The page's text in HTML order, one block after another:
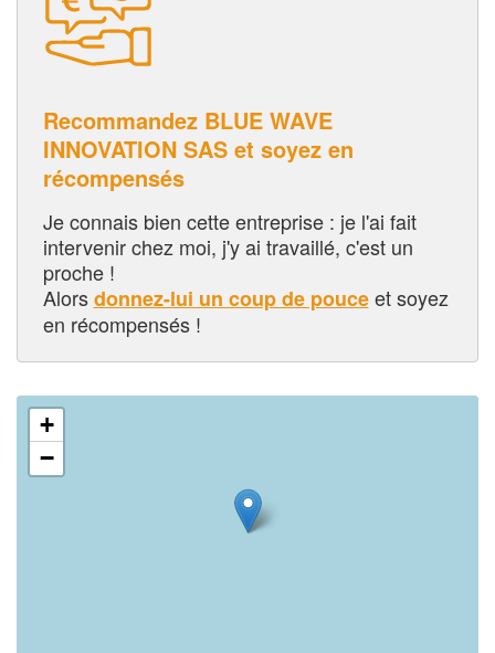
Recommandez BLUE WAVE
INNOVATION SAS et soyez en
récompensés
Je connais bien cette entreprise : je l'ai fait
intervenir chez moi, j'y ai travaillé, c'est un
proche !
Alorsdonnez-lui un coup de pouceet soyez
en récompensés !
+
−